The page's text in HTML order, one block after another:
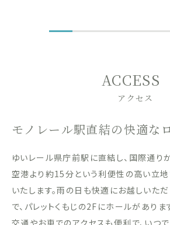
ACCESS
アクセス
モノレール駅直結の快適な
ゆいレール県庁前駅に直結し、国際通り
空港より約15分という利便性の高い立地
いたします。雨の日も快適にお越しいた
で、パレットくもじの2Fにホールがあり